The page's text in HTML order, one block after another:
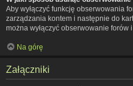
Aby wyłączyć funkcję obserwowania
zarządzania kontem i następnie do
można wyłączyć obserwowanie forów i
Na górę
Załączniki